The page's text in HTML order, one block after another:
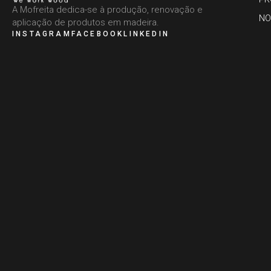
A Mofreita dedica-se à produção, renovação e
aplicação de produtos em madeira.
INSTAGRAM FACEBOOK LINKEDIN